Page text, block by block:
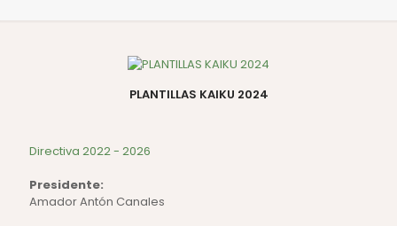
PLANTILLAS KAIKU 2024
Directiva 2022 - 2026
Presidente:
Amador Antón Canales